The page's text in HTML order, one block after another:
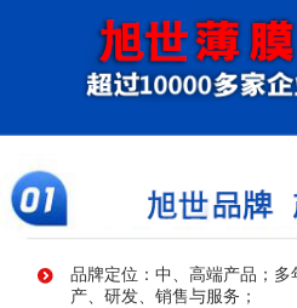
品牌定位：中、高端产品；
产、研发、销售与服务；